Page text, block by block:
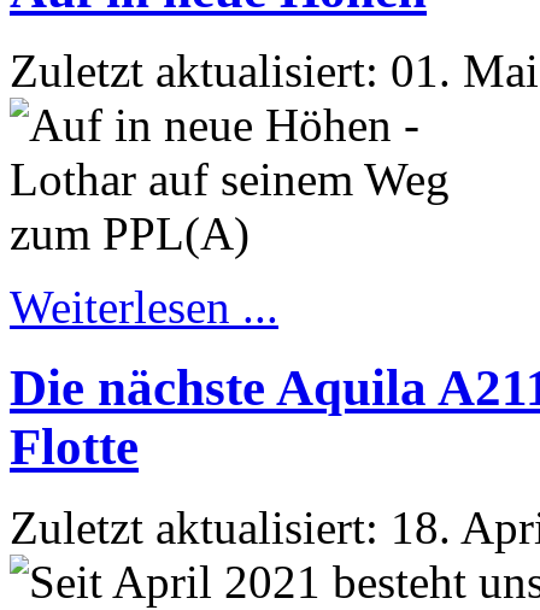
Zuletzt aktualisiert: 01.
Weiterlesen ...
Die nächste Aquila
Flotte
Zuletzt aktualisiert: 18.